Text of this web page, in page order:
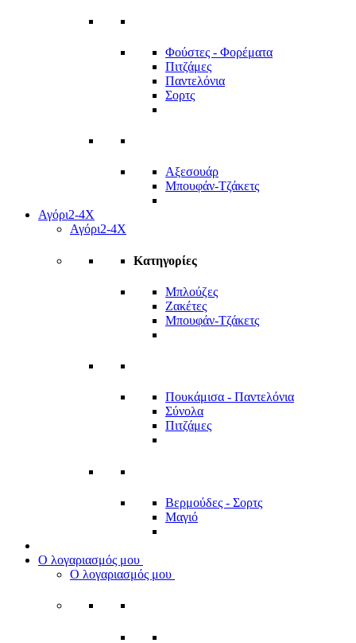
Φούστες - Φορέματα
Πιτζάμες
Παντελόνια
Σορτς
Αξεσουάρ
Μπουφάν-Τζάκετς
Αγόρι2-4Χ
Αγόρι2-4Χ
Κατηγορίες
Μπλούζες
Ζακέτες
Μπουφάν-Τζάκετς
Πουκάμισα - Παντελόνια
Σύνολα
Πιτζάμες
Βερμούδες - Σορτς
Μαγιό
Ο λογαριασμός μου
Ο λογαριασμός μου